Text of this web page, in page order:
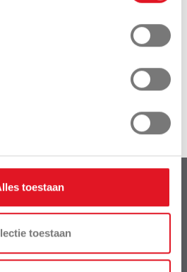
toestaan
toestaan
unit deel uit van het bedrijf